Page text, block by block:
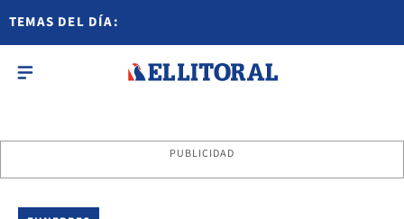
TEMAS DEL DÍA:
PUBLICIDAD